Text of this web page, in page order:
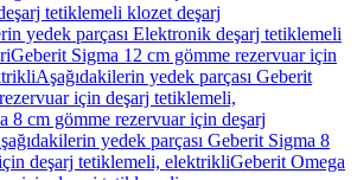
tetiklemeli klozet deşarj
yedek parçası Elektronik deşarj tetiklemeli
Geberit Sigma 12 cm gömme rezervuar için
Aşağıdakilerin yedek parçası Geberit
için deşarj tetiklemeli,
8 cm gömme rezervuar için deşarj
yedek parçası Geberit Sigma 8
deşarj tetiklemeli, elektrikliGeberit Omega